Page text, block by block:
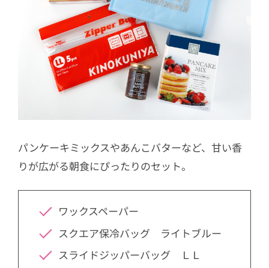
パンケーキミックスやあんこバターなど、甘い香
りが広がる朝食にぴったりのセット。
ワックスペーパー
スクエア保冷バッグ ライトブルー
スライドジッパーバッグ ＬＬ